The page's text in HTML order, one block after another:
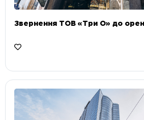
Звернення ТОВ «Три О» до